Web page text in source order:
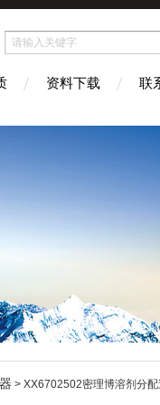
资料下载 联
> XX6702502密理博溶剂分